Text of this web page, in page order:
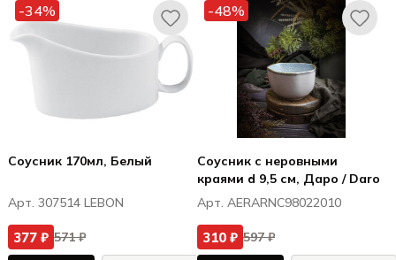
-34%
Соусник 170мл, Белый
Арт. 307514 LEBON
377 ₽ 571 ₽
-48%
Соусник с неровными
краями d 9,5 см, Даро / Daro
Арт. AERARNC98022010
310 ₽ 597 ₽